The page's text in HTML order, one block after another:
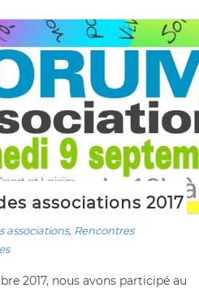
associations 2017
associations, Rencontres
2017, nous avons participé au